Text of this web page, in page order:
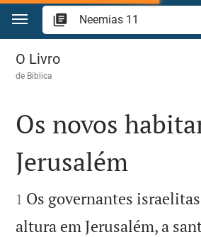
Ir para o conteúdo
Neemias 11
O Livro
de Biblica

Os novos
Jerusalém

1 Os governantes
altura em Jerusalém, a